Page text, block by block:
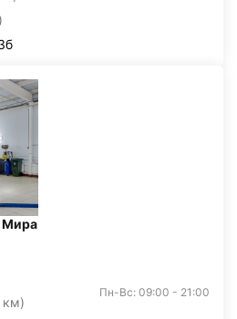
Мира
км)
Пн-Вс: 09:00 - 21:00